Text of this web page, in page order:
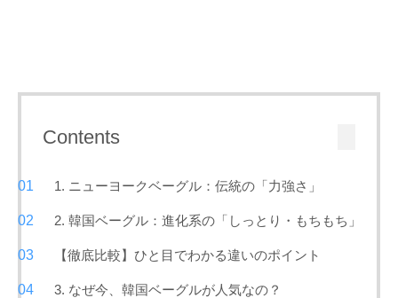
Contents
1. ニューヨークベーグル：伝統の「力強さ」
2. 韓国ベーグル：進化系の「しっとり・もちもち」
【徹底比較】ひと目でわかる違いのポイント
3. なぜ今、韓国ベーグルが人気なの？